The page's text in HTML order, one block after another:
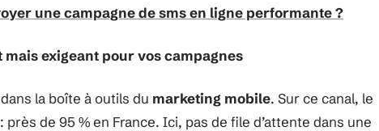
une campagne de sms en ligne performante ?
exigeant pour vos campagnes
dans la boîte à outils du marketing mobile. Sur ce canal, le
de 95 % en France. Ici, pas de file d’attente dans une